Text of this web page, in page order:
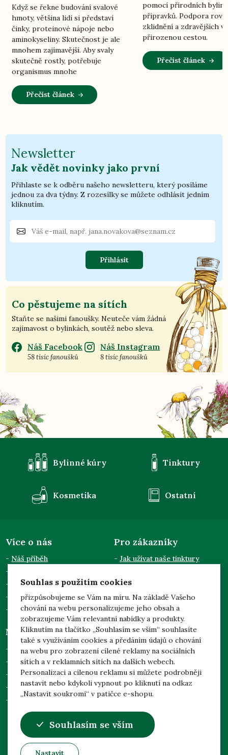
Souhlas s použitím cookies
přizpůsobujeme se Vám na míru. Na základě Vašeho
chování na webu personalizujeme jeho obsah a
zobrazujeme Vám relevantní nabídky a produkty.
Kliknutím na tlačítko „Souhlasím se vším“ souhlasíte
také s využíváním cookies a předáním údajů o chování
na webu pro zobrazení cílené reklamy na sociálních
sítích a v reklamních sítích na dalších webech.
Personalizaci a cílenou reklamu si můžete podrobněji
nastavit nebo kdykoli vypnout po kliknutí na odkaz
„Nastavit soukromí“ v patičce e-shopu.
Souhlasím se vším
Nastavit
Když se řekne budování svalové
hmoty, většina lidí si představí
činky, proteinové nápoje nebo
aminokyseliny. Skutečnost je ale
mnohem zajímavější. Aby svaly
skutečně rostly, potřebuje
organismus mnohe
Přečíst článek
pomocí přírodních
přípravků. Podpora
zklidnění a zdravějších
přirozenou cestou.
Přečíst článek
Newsletter
Jak vědět novinky jako první
Přihlaste se k odběru našeho newsletteru, který posíláme
jednou za dva týdny. Z rozesílky se můžete odhlásit jedním
kliknutím.
Přihlásit
Co pěstujeme na sítích
Staňte se našimi fanoušky. Neuteče vám žádná
zajímavost o bylinkách, soutěž nebo sleva.
Náš Facebook
58 tisíc fanoušků
Náš Instagram
8 tisíc fanoušků
Bylinné kúry Tinktury
Kosmetika Ostatní
Více o nás
Náš příběh
Kontakty
Pro odběratele
Dotace EU
Pro zákazníky
Jak užívat naše tinktury
Doprava a platba
Zpracování osobních údajů
Něco navíc
Prohlídka našich zahrad
Adoptuj svůj strom
Nejčastější dotazy
Nastavení soukromí
Odstoupení od smlouvy
Mgr. Jarmila Podhorná
(Naděje)
Brodek u Konice 3
798 46 Brodek u Konice
Česká republika
info@nadeje-byliny.eu
+420 582 391 207